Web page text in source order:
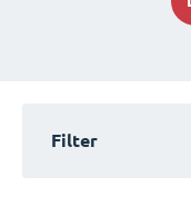
Filter